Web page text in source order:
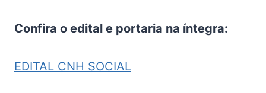
Confira o edital e portaria na íntegra:
EDITAL CNH SOCIAL